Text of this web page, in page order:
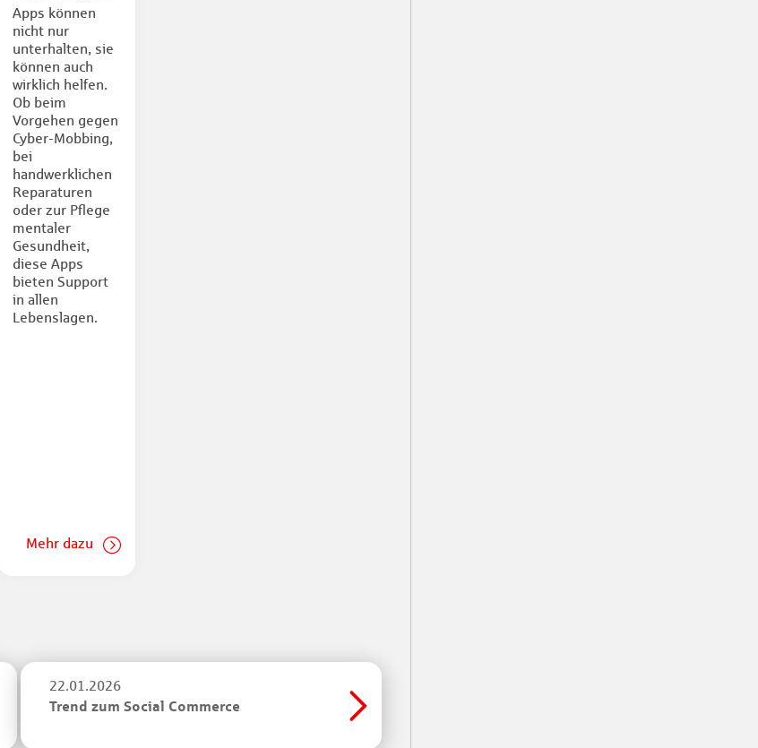
Apps können
nicht nur
unterhalten, sie
können auch
wirklich helfen.
Ob beim
Vorgehen gegen
Cyber-Mobbing,
bei
handwerklichen
Reparaturen
oder zur Pflege
mentaler
Gesundheit,
diese Apps
bieten Support
in allen
Lebenslagen.
Mehr dazu
22.01.2026
Trend zum Social Commerce